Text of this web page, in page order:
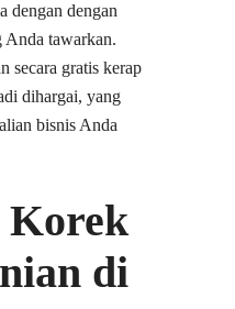
dengan dengan
Anda tawarkan.
secara gratis kerap
dihargai, yang
bisnis Anda
Korek
di